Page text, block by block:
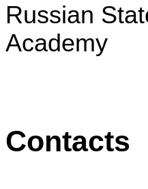
Russian
Academy
Contacts